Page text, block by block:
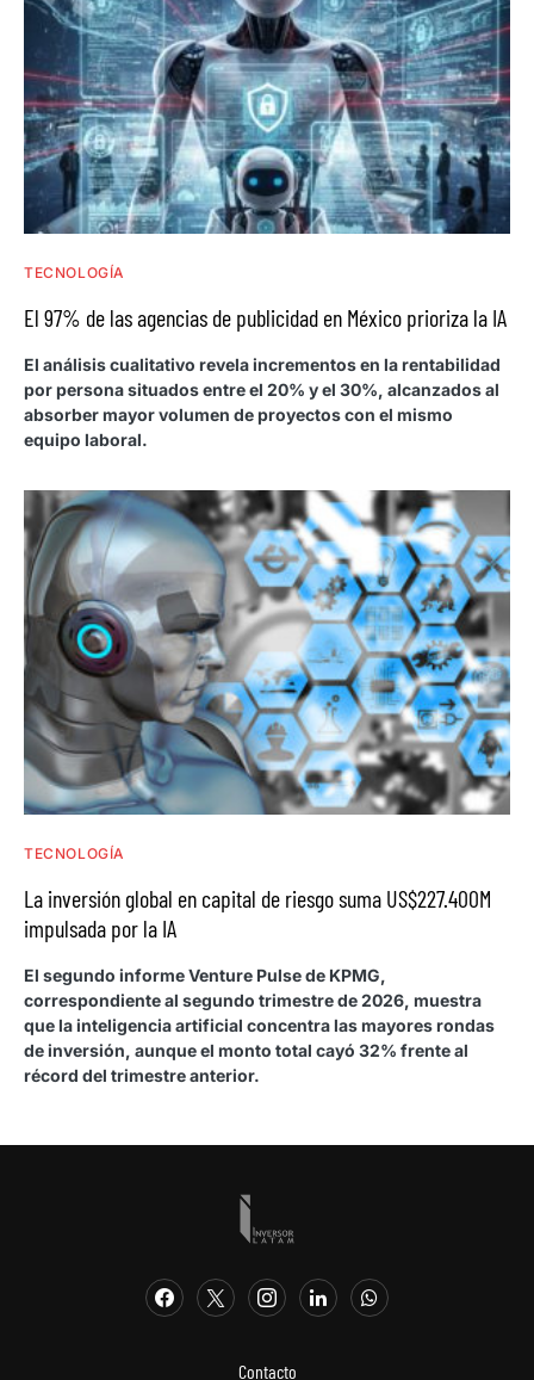
TECNOLOGÍA
El 97% de las agencias de publicidad en México prioriza la IA
El análisis cualitativo revela incrementos en la rentabilidad
por persona situados entre el 20% y el 30%, alcanzados al
absorber mayor volumen de proyectos con el mismo
equipo laboral.
TECNOLOGÍA
La inversión global en capital de riesgo suma US$227.400M
impulsada por la IA
El segundo informe Venture Pulse de KPMG,
correspondiente al segundo trimestre de 2026, muestra
que la inteligencia artificial concentra las mayores rondas
de inversión, aunque el monto total cayó 32% frente al
récord del trimestre anterior.
Contacto